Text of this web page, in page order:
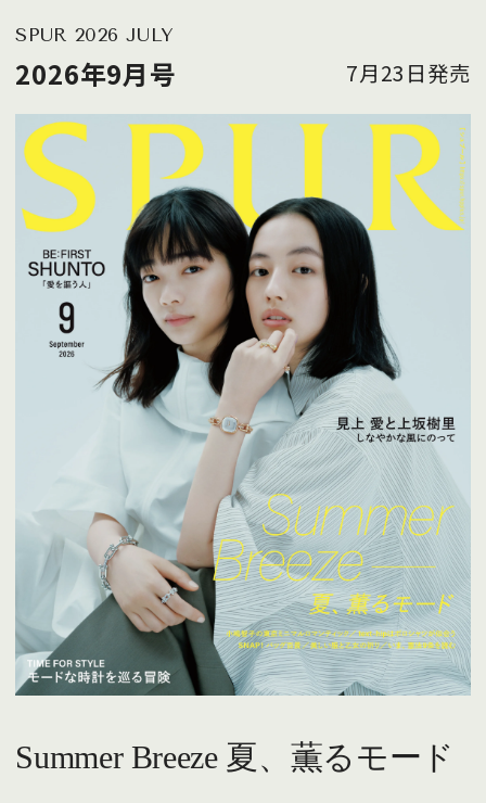
SPUR 2026 JULY
2026年9月号 7月23日発売
Summer Breeze 夏、薫るモード